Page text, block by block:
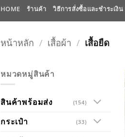
HOME ร้านค้า วิธีการสั่งซื้อและชำระเงิน
หน้าหลัก / เสื้อผ้า / เสื้อยืด
หมวดหมู่สินค้า
สินค้าพร้อมส่ง (154)
กระเป๋า (33)